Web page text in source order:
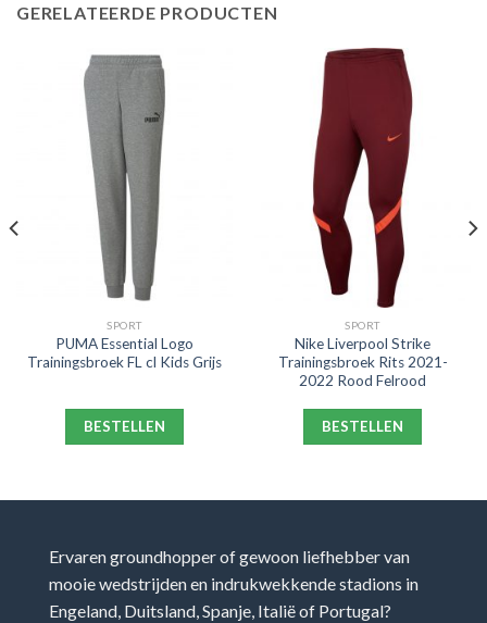
GERELATEERDE PRODUCTEN
SPORT
PUMA Essential Logo
Trainingsbroek FL cl Kids Grijs
BESTELLEN
SPORT
Nike Liverpool Strike
Trainingsbroek Rits 2021-
2022 Rood Felrood
BESTELLEN
Ervaren groundhopper of gewoon liefhebber van
mooie wedstrijden en indrukwekkende stadions in
Engeland, Duitsland, Spanje, Italië of Portugal?